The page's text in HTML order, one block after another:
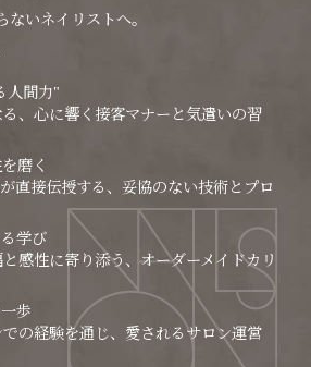
ないネイリストへ。
人間力"
、心に響く接客マナーと気遣いの習
磨く
直接伝授する、妥協のない技術とプロ
学び
感性に寄り添う、オーダーメイドカリ
歩
の経験を通じ、愛されるサロン運営